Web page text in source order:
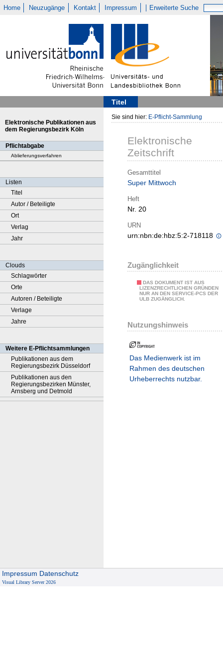
Home Neuzugänge Kontakt Impressum Erweiterte Suche
Titel
Elektronische Publikationen aus
dem Regierungsbezirk Köln
Pflichtabgabe
Ablieferungsverfahren
Listen
Titel
Autor / Beteiligte
Ort
Verlag
Jahr
Clouds
Schlagwörter
Orte
Autoren / Beteiligte
Verlage
Jahre
Weitere E-Pflichtsammlungen
Publikationen aus dem
Regierungsbezirk Düsseldorf
Publikationen aus den
Regierungsbezirken Münster,
Arnsberg und Detmold
Sie sind hier: E-Pflicht-Sammlung
Elektronische
Zeitschrift
Gesamttitel
Super Mittwoch
Heft
Nr. 20
URN
urn:nbn:de:hbz:5:2-718118
Zugänglichkeit
DAS DOKUMENT IST AUS
LIZENZRECHTLICHEN GRÜNDEN
NUR AN DEN SERVICE-PCS DER
ULB ZUGÄNGLICH.
Nutzungshinweis
Das Medienwerk ist im
Rahmen des deutschen
Urheberrechts nutzbar.
Impressum Datenschutz
Visual Library Server 2026